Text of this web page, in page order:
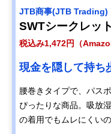
‎JTB商事(JTB Trading)
SWTシークレッ
税込み1,472円（
現金を隠して持ち
腰巻きタイプで、パス
ぴったりな商品。吸放
の着用でもムレにくい